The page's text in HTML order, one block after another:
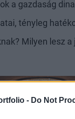
- Do Not
a gazdaság
tényleg
Milyen lesz a